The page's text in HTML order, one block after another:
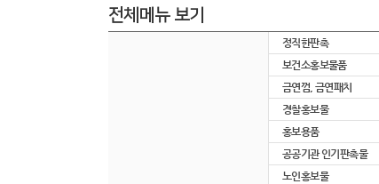
전체메뉴 보기
정직한판촉
보건소홍보물품
금연껌, 금연패치
경찰홍보물
홍보용품
공공기관 인기판촉물
노인홍보물